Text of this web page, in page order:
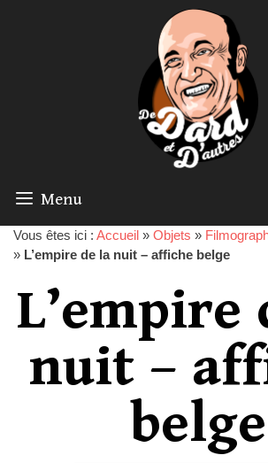
Menu
Vous êtes ici : Accueil » Objets »
» L’empire de la nuit – affiche belge
L’empire
nuit –
belge